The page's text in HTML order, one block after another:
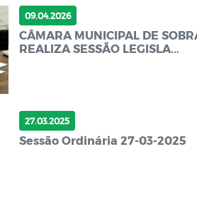
09.04.2026
CÂMARA MUNICIPAL DE
REALIZA SESSÃO LEGISLA...
27.03.2025
Sessão Ordinária 27-03-2025